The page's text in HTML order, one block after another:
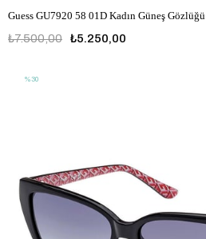
Guess GU7920 58 01D Kadın Güneş Gözlüğü
₺5.250,00
₺7.500,00
%30